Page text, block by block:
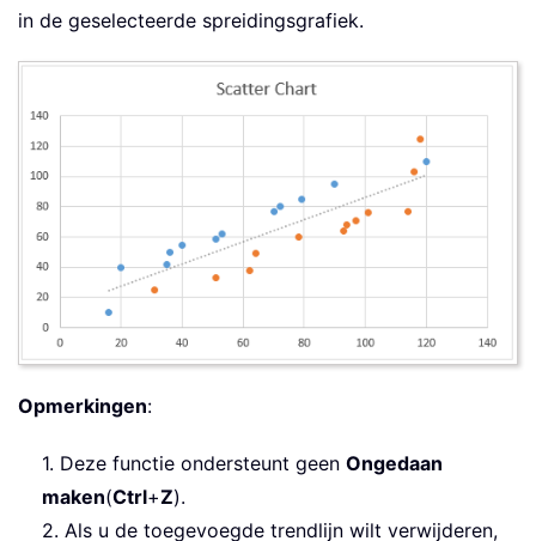
in de geselecteerde spreidingsgrafiek.
Opmerkingen:
1. Deze functie ondersteunt geen Ongedaan
maken(Ctrl+Z).
2. Als u de toegevoegde trendlijn wilt verwijderen,